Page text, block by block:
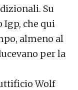
Su
Igp, che qui
almeno al
per la
Wolf